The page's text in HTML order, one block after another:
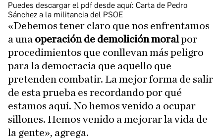
Puedes descargar el pdf desde aquí: Carta de Pedro
Sánchez a la militancia del PSOE
«Debemos tener claro que nos enfrentamos
a una operación de demolición moralpor
procedimientos que conllevan más peligro
para la democracia que aquello que
pretenden combatir. La mejor forma de salir
de esta prueba es recordando por qué
estamos aquí. No hemos venido a ocupar
sillones. Hemos venido a mejorar la vida de
la gente», agrega.